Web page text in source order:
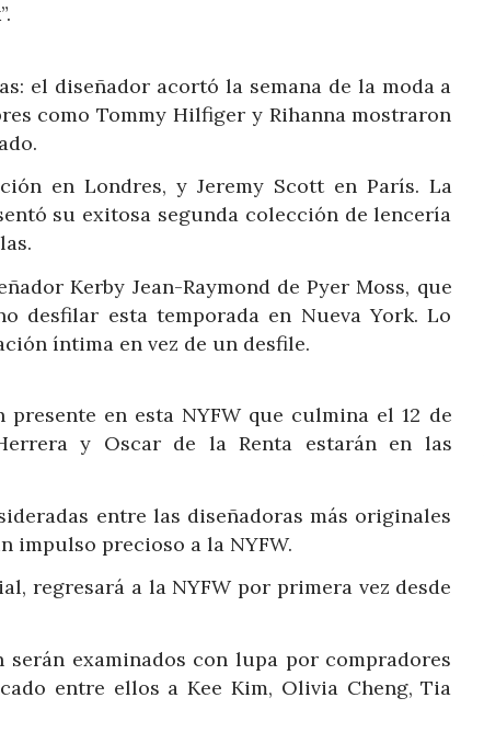
el diseñador acortó la semana de la moda a
como Tommy Hilfiger y Rihanna mostraron
en Londres, y Jeremy Scott en París. La
su exitosa segunda colección de lencería
Kerby Jean-Raymond de Pyer Moss, que
desfilar esta temporada en Nueva York. Lo
íntima en vez de un desfile.
en esta NYFW que culmina el 12 de
y Oscar de la Renta estarán en las
entre las diseñadoras más originales
impulso precioso a la NYFW.
regresará a la NYFW por primera vez desde
examinados con lupa por compradores
entre ellos a Kee Kim, Olivia Cheng, Tia